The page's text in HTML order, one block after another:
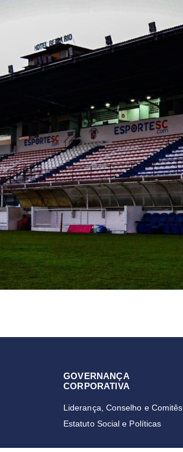
GOVERNANÇA
CORPORATIVA
Liderança, Conselho e Comitês
Estatuto Social e Políticas